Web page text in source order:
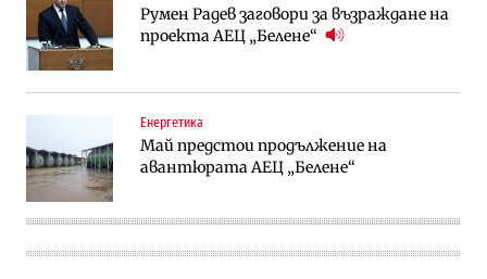
Румен Радев заговори за възраждане на
проекта АЕЦ „Белене“
Енергетика
Май предстои продължение на
авантюрата АЕЦ „Белене“